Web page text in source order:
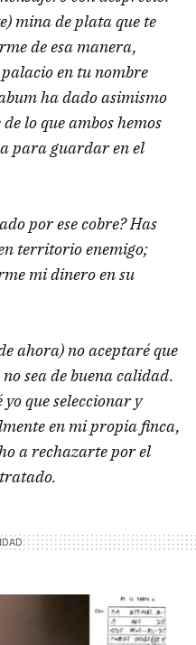
mina de plata que te
de esa manera,
en tu nombre
ha dado asimismo
lo que ambos hemos
para guardar en el
por ese cobre? Has
territorio enemigo;
mi dinero en su
ahora) no aceptaré que
sea de buena calidad.
que seleccionar y
en mi propia finca,
a rechazarte por el